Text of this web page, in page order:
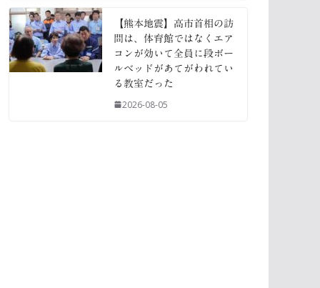
【熊本地震】高市首相の訪
問は、体育館ではなくエア
コンが効いて全員に段ボー
ルベッドがあてがわれてい
る教室だった
2026-08-05